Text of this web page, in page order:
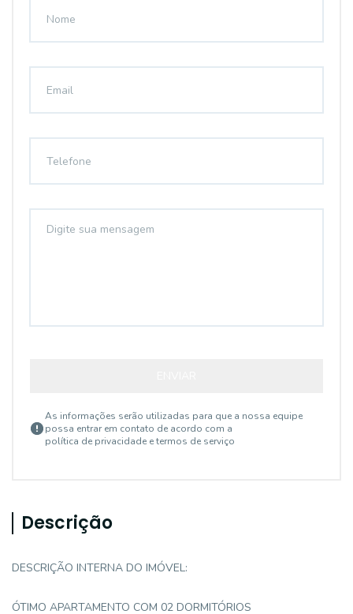
As informações serão utilizadas para que a nossa equipe
possa entrar em contato de acordo com a
política de privacidade e termos de serviço
Descrição
DESCRIÇÃO INTERNA DO IMÓVEL:
ÓTIMO APARTAMENTO COM 02 DORMITÓRIOS